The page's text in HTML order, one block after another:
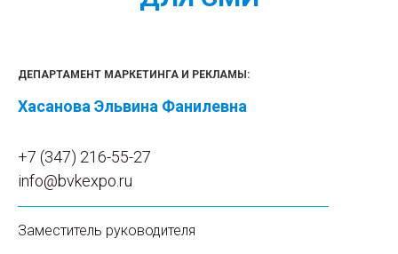
ДЕПАРТАМЕНТ МАРКЕТИНГА И РЕКЛАМЫ:
Хасанова Эльвина Фанилевна
+7 (347) 216-55-27
info@bvkexpo.ru
Заместитель руководителя